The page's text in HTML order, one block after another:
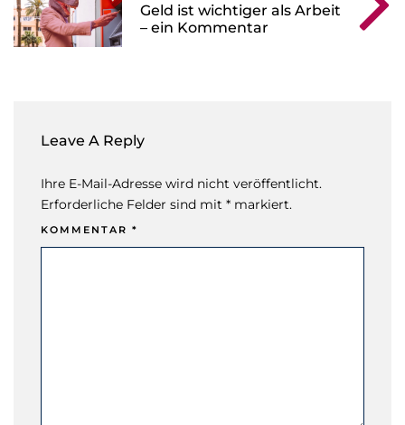
Geld ist wichtiger als Arbeit
– ein Kommentar
Leave A Reply
Ihre E-Mail-Adresse wird nicht veröffentlicht.
Erforderliche Felder sind mit * markiert.
KOMMENTAR *